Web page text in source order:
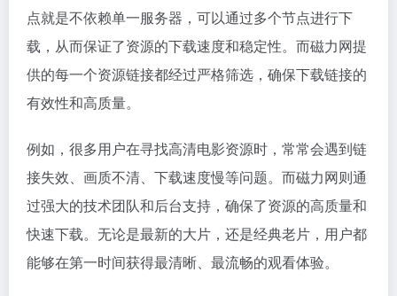
点就是不依赖单一服务器，可以通过多个节点进行下
载，从而保证了资源的下载速度和稳定性。而磁力网提
供的每一个资源链接都经过严格筛选，确保下载链接的
有效性和高质量。
例如，很多用户在寻找高清电影资源时，常常会遇到链
接失效、画质不清、下载速度慢等问题。而磁力网则通
过强大的技术团队和后台支持，确保了资源的高质量和
快速下载。无论是最新的大片，还是经典老片，用户都
能够在第一时间获得最清晰、最流畅的观看体验。